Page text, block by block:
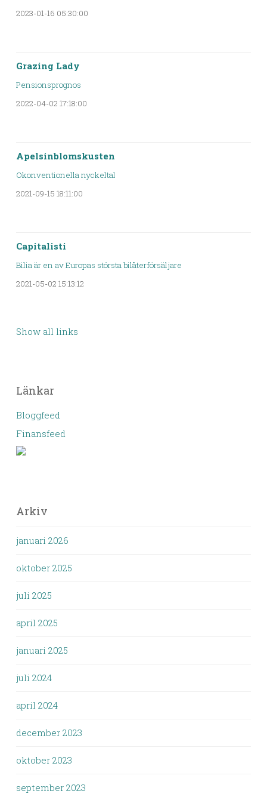
2023-01-16 05:30:00
Grazing Lady
Pensionsprognos
2022-04-02 17:18:00
Apelsinblomskusten
Okonventionella nyckeltal
2021-09-15 18:11:00
Capitalisti
Bilia är en av Europas största bilåterförsäljare
2021-05-02 15:13:12
Show all links
Länkar
Bloggfeed
Finansfeed
Arkiv
januari 2026
oktober 2025
juli 2025
april 2025
januari 2025
juli 2024
april 2024
december 2023
oktober 2023
september 2023